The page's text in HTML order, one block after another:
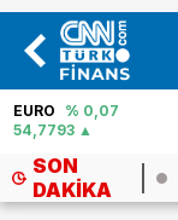
ALTIN
% -0,05
6.193,78
SON
DAKIKA